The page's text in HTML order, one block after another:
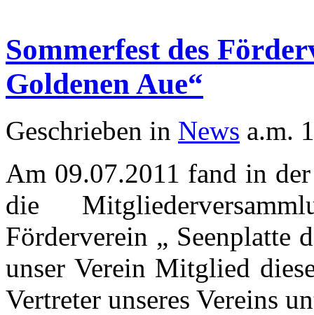
Sommerfest des
Goldenen Aue“
Geschrieben in News a.m.
Am 09.07.2011 fand in der
die
Förderverein „ Seenplatte
unser Verein Mitglied
Vertreter unseres Vereins